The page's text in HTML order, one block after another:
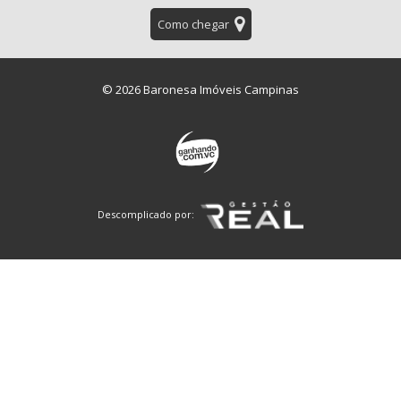
Como chegar
© 2026 Baronesa Imóveis Campinas
Descomplicado por: